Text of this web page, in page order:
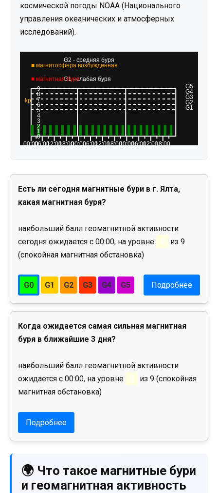
космической погоды NOAA (Национального
управления океанических и атмосферных
исследований).
Есть ли сегодня магнитные бури в г. Ялта,
какая магнитная буря?
наибольший балл геомагнитной активности
сегодня ожидается с 00:00, на уровне
0
из 9
(спокойная магнитная обстановка)
G0 G1 G2 G3 G4 G5 Подробнее
Когда ожидается самая сильная магнитная
буря в ближайшие 3 дня?
наибольший балл геомагнитной активности
ожидается с 00:00, на уровне
0
из 9 (спокойная
магнитная обстановка)
Подробнее
🌍 Что такое магнитные бури
и геомагнитная активность